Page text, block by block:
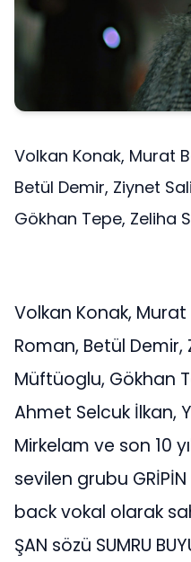
Volkan Konak, Murat
Betül Demir, Ziynet
Gökhan Tepe, Zeliha
Volkan Konak, Murat
Roman, Betül Demir,
Müftüoglu, Gökhan
Ahmet Selcuk İlkan,
Mirkelam ve son 10
sevilen grubu
back vokal olarak
ŞAN sözü SUMRU